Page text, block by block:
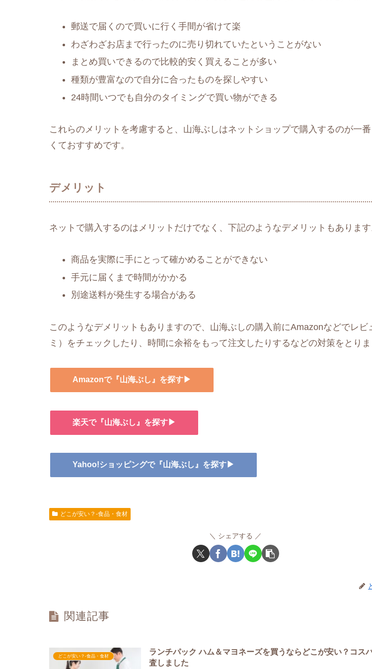
郵送で届くので買いに行く手間が省けて楽
わざわざお店まで行ったのに売り切れていたということがない
まとめ買いできるので比較的安く買えることが多い
種類が豊富なので自分に合ったものを探しやすい
24時間いつでも自分のタイミングで買い物ができる
これらのメリットを考慮すると、山海ぶしはネットショップで購入するのが一
くておすすめです。
デメリット
ネットで購入するのはメリットだけでなく、下記のようなデメリットもあります
商品を実際に手にとって確かめることができない
手元に届くまで時間がかかる
別途送料が発生する場合がある
このようなデメリットもありますので、山海ぶしの購入前にAmazonなどでレビ
ミ）をチェックしたり、時間に余裕をもって注文したりするなどの対策をとりま
Amazonで『山海ぶし』を探す▶
楽天で『山海ぶし』を探す▶
Yahoo!ショッピングで『山海ぶし』を探す▶
どこが安い？-食品・食材
シェアする
関連記事
どこが安い？-食品・食材
ランチパック ハム＆マヨネーズを買うならどこが安い？コス
査しました